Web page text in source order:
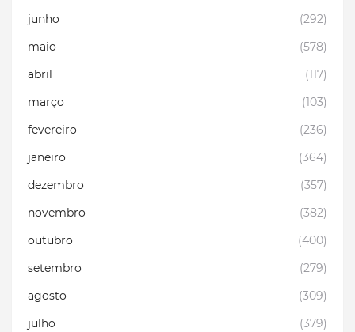
junho
(292)
maio
(578)
abril
(117)
março
(103)
fevereiro
(236)
janeiro
(364)
dezembro
(357)
novembro
(382)
outubro
(400)
setembro
(279)
agosto
(309)
julho
(379)